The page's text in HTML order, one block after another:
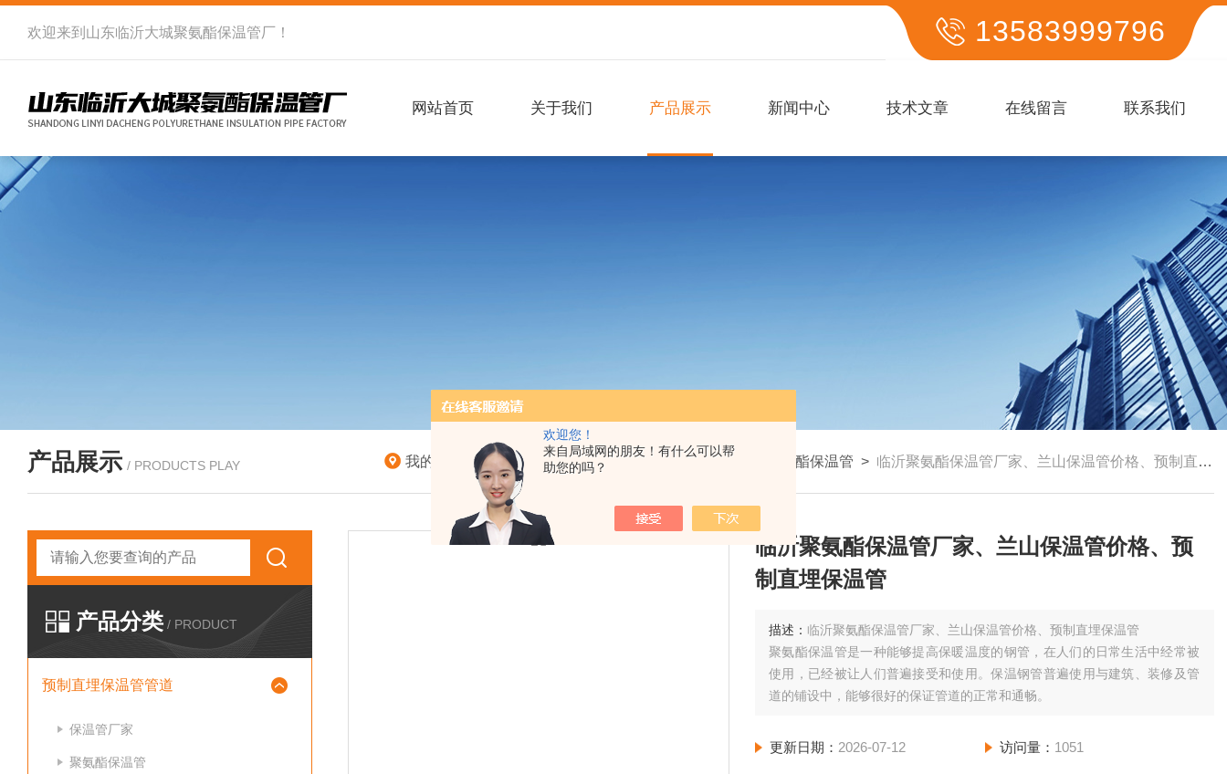
欢迎您！
来自局域网的朋友！有什么可以帮
助您的吗？
欢迎来到 山东临沂大城聚氨酯保温管厂 ！ 13583999796
网站首页 关于我们 产品展示 新闻中心 技术文章 在线留言 联系我们
产品展示 / PRODUCTS PLAY 我的位置： 首页> 产品展示>预制直埋保温管管道 聚氨酯保温管 > 临沂聚氨酯保温管厂家、兰山保温管价格、预制直埋保温管
产品分类 / PRODUCT
预制直埋保温管管道
保温管厂家
聚氨酯保温管
临沂聚氨酯保温管厂家、兰山保温管价格、预
制直埋保温管
描述： 临沂聚氨酯保温管厂家、兰山保温管价格、预制直埋保温管
聚氨酯保温管是一种能够提高保暖温度的钢管，在人们的日常生活中经常被
使用，已经被让人们普遍接受和使用。保温钢管普遍使用与建筑、装修及管
道的铺设中，能够很好的保证管道的正常和通畅。
更新日期： 2026-07-12 访问量： 1051